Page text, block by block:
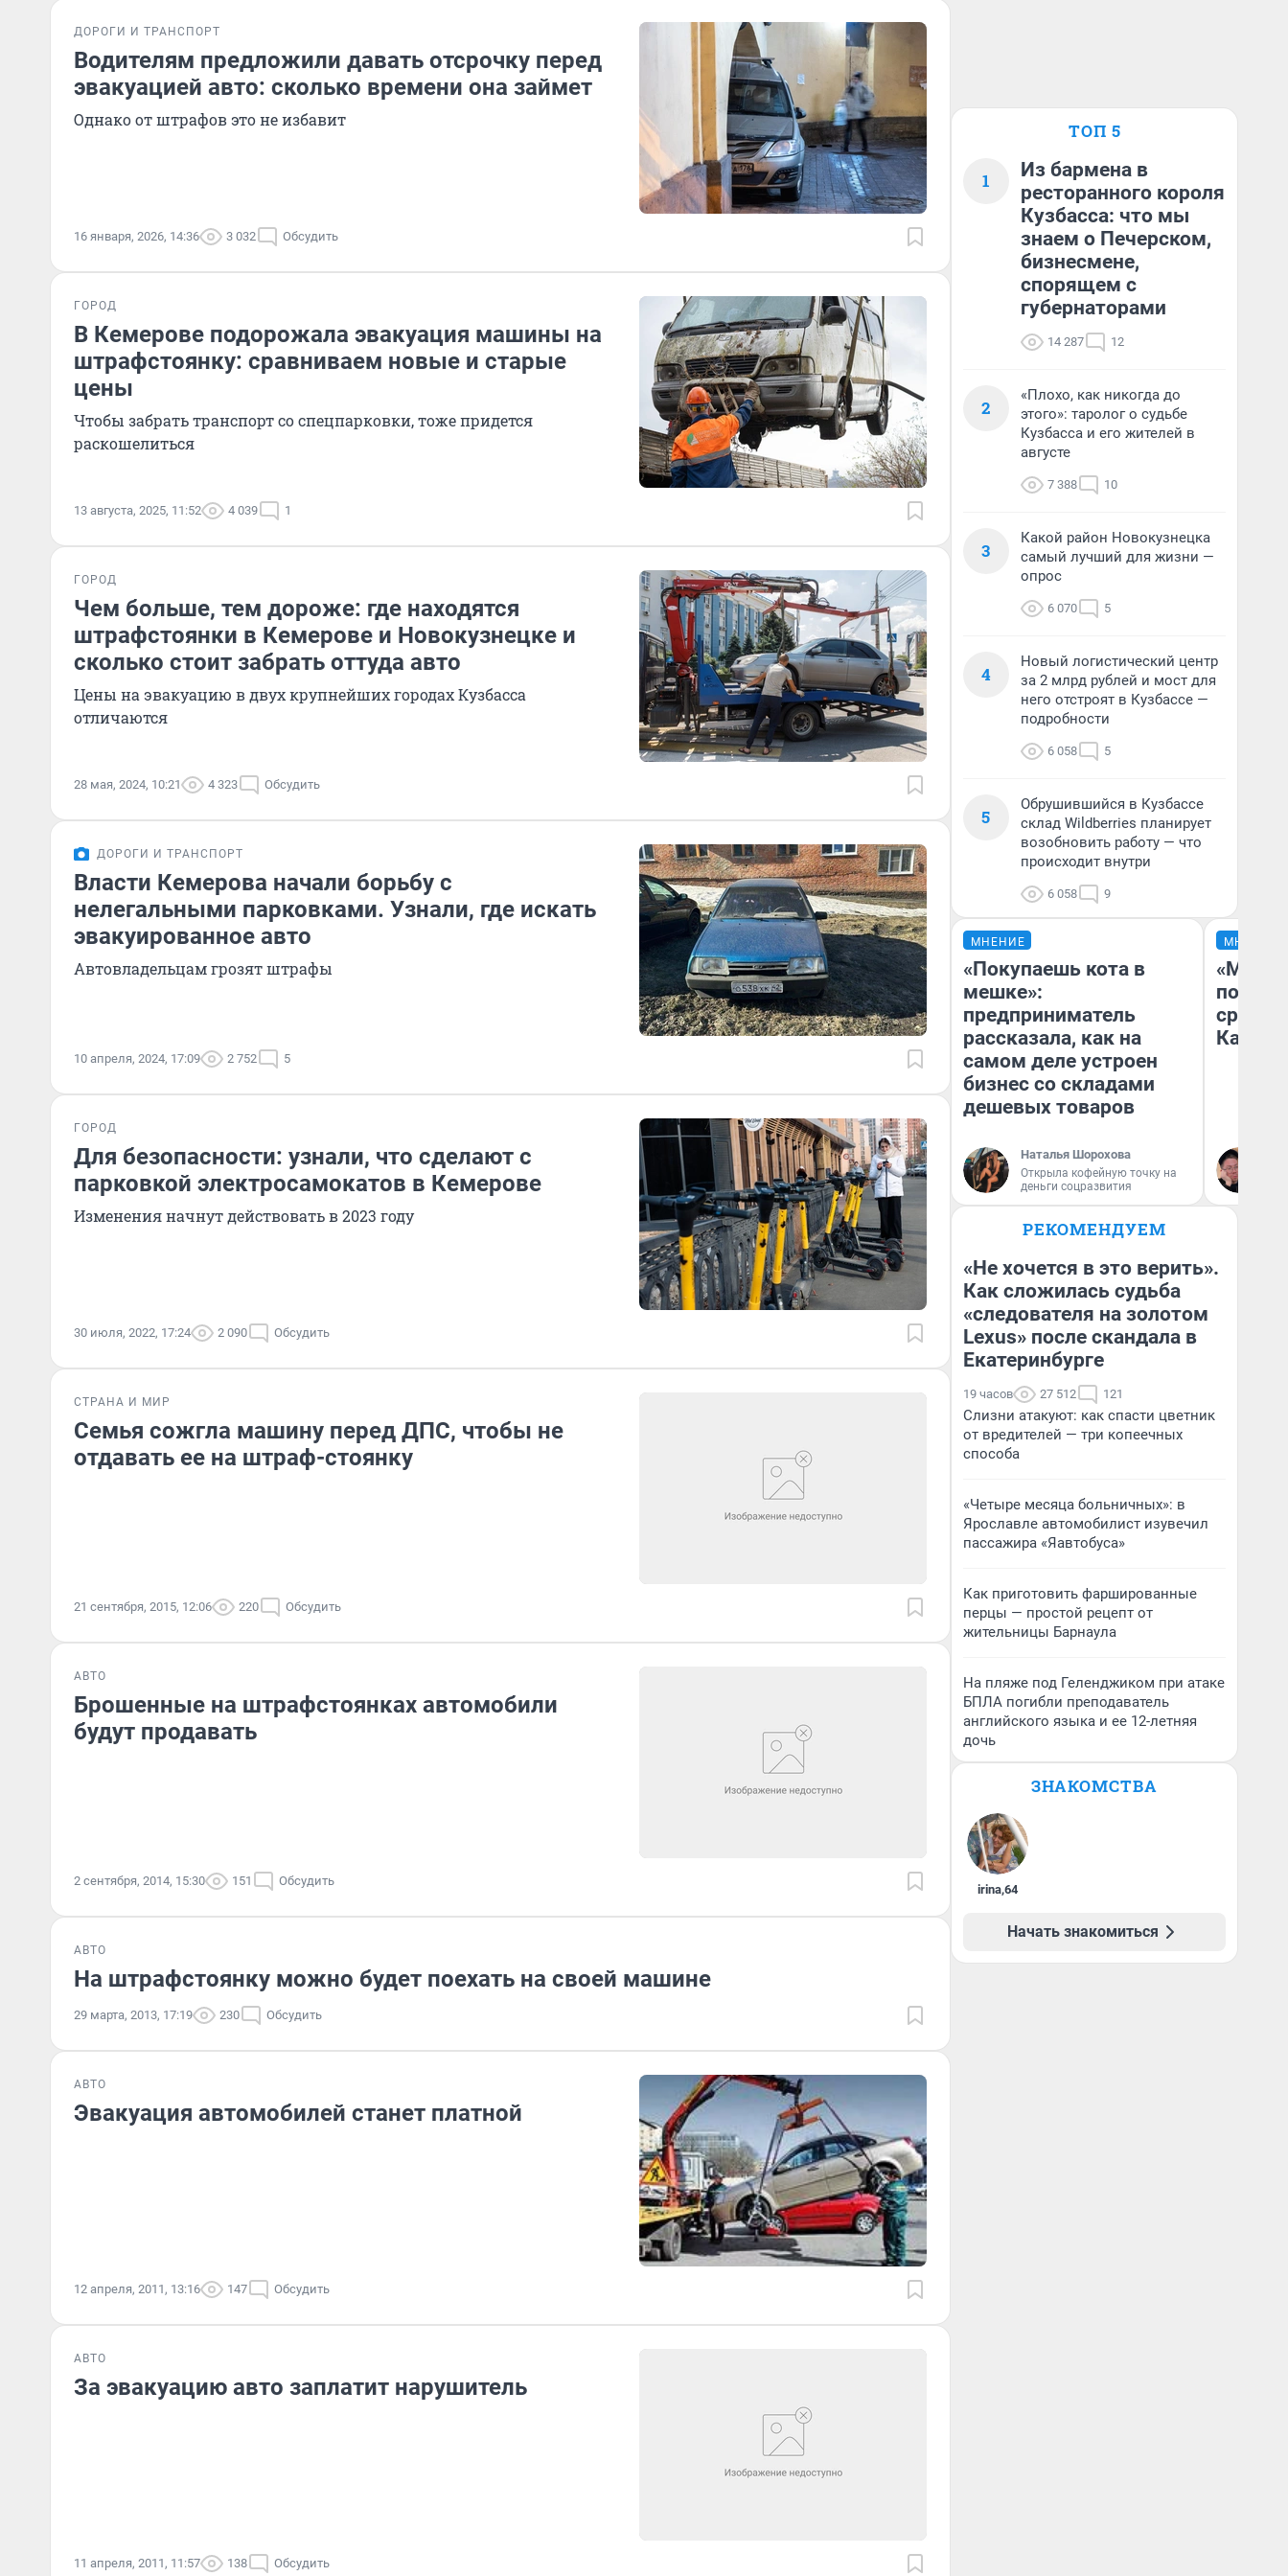
ДОРОГИ И ТРАНСПОРТ
Водителям предложили давать отсрочку перед
эвакуацией авто: сколько времени она займет
Однако от штрафов это не избавит
16 января, 2026, 14:36 3 032 Обсудить
ГОРОД
В Кемерове подорожала эвакуация машины на
штрафстоянку: сравниваем новые и старые
цены
Чтобы забрать транспорт со спецпарковки, тоже придется
раскошелиться
13 августа, 2025, 11:52 4 039 1
ГОРОД
Чем больше, тем дороже: где находятся
штрафстоянки в Кемерове и Новокузнецке и
сколько стоит забрать оттуда авто
Цены на эвакуацию в двух крупнейших городах Кузбасса
отличаются
28 мая, 2024, 10:21 4 323 Обсудить
ДОРОГИ И ТРАНСПОРТ
Власти Кемерова начали борьбу с
нелегальными парковками. Узнали, где искать
эвакуированное авто
Автовладельцам грозят штрафы
10 апреля, 2024, 17:09 2 752 5
ГОРОД
Для безопасности: узнали, что сделают с
парковкой электросамокатов в Кемерове
Изменения начнут действовать в 2023 году
30 июля, 2022, 17:24 2 090 Обсудить
СТРАНА И МИР
Семья сожгла машину перед ДПС, чтобы не
отдавать ее на штраф-стоянку
21 сентября, 2015, 12:06 220 Обсудить
АВТО
Брошенные на штрафстоянках автомобили
будут продавать
2 сентября, 2014, 15:30 151 Обсудить
АВТО
На штрафстоянку можно будет поехать на своей машине
29 марта, 2013, 17:19 230 Обсудить
АВТО
Эвакуация автомобилей станет платной
12 апреля, 2011, 13:16 147 Обсудить
АВТО
За эвакуацию авто заплатит нарушитель
11 апреля, 2011, 11:57 138 Обсудить
ТОП 5
1
Из бармена в
ресторанного короля
Кузбасса: что мы
знаем о Печерском,
бизнесмене,
спорящем с
губернаторами
14 287 12
2
«Плохо, как никогда до
этого»: таролог о судьбе
Кузбасса и его жителей в
августе
7 388 10
3
Какой район Новокузнецка
самый лучший для жизни —
опрос
6 070 5
4
Новый логистический центр
за 2 млрд рублей и мост для
него отстроят в Кузбассе —
подробности
6 058 5
5
Обрушившийся в Кузбассе
склад Wildberries планирует
возобновить работу — что
происходит внутри
6 058 9
МНЕНИЕ
«Покупаешь кота в
мешке»:
предприниматель
рассказала, как на
самом деле устроен
бизнес со складами
дешевых товаров
Наталья Шорохова
Открыла кофейную точку на
деньги соцразвития
МНЕНИЕ
РЕКОМЕНДУЕМ
«Не хочется в это верить».
Как сложилась судьба
«следователя на золотом
Lexus» после скандала в
Екатеринбурге
19 часов 27 512 121
Слизни атакуют: как спасти цветник
от вредителей — три копеечных
способа
«Четыре месяца больничных»: в
Ярославле автомобилист изувечил
пассажира «Яавтобуса»
Как приготовить фаршированные
перцы — простой рецепт от
жительницы Барнаула
На пляже под Геленджиком при атаке
БПЛА погибли преподаватель
английского языка и ее 12-летняя
дочь
ЗНАКОМСТВА
irina,64
Начать знакомиться